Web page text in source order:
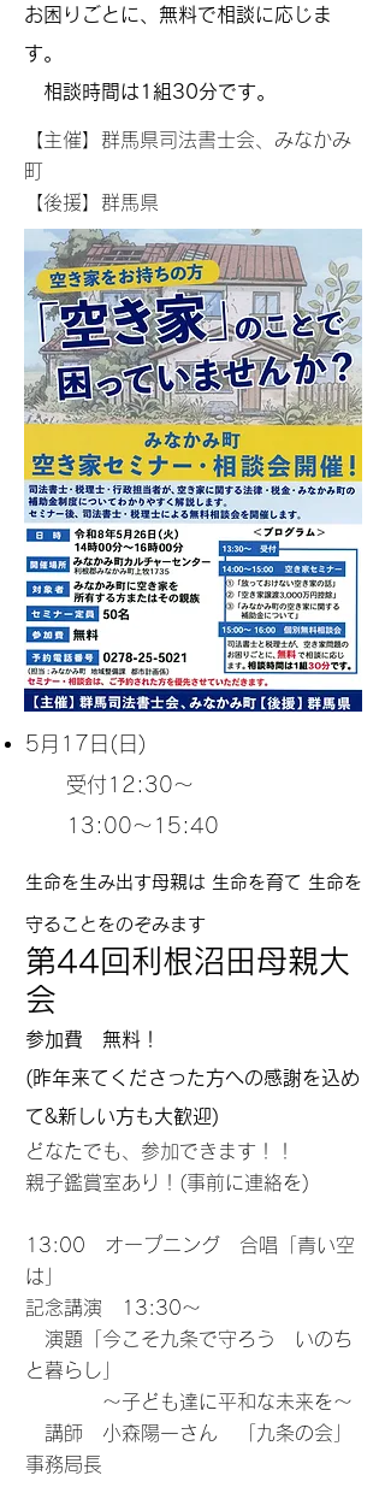
お困りごとに、無料で相談に応じま
す。
相談時間は1組30分です。
【主催】群馬県司法書士会、みなかみ
町
【後援】群馬県
5月17 日(日)
受付12:30～
13:00～15:40
生命を生み出す母親は 生命を育て 生命を
守ることをのぞみます
第44回利根沼田母親大
会
参加費 無料！
(昨年来てくださった方への感謝を込め
て&新しい方も大歓迎)
どなたでも、参加できます！！
親子鑑賞室あり！(事前に連絡を)
13:00 オープニング 合唱「青い空
は」
記念講演 13:30～
演題「今こそ九条で守ろう いのち
と暮らし」
～子ども達に平和な未来を～
講師 小森陽一さん 「九条の会」
事務局長